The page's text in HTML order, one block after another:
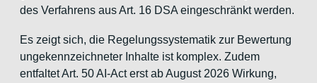
des Verfahrens aus Art. 16 DSA eingeschränkt werden.
Es zeigt sich, die Regelungssystematik zur Bewertung
ungekennzeichneter Inhalte ist komplex. Zudem
entfaltet Art. 50 AI-Act erst ab August 2026 Wirkung,